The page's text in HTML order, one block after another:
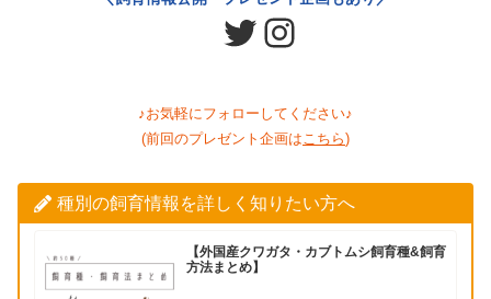
Twitter
Instagram
♪お気軽にフォローしてください♪
(前回のプレゼント企画はこちら)
種別の飼育情報を詳しく知りたい方へ
【外国産クワガタ・カブトムシ飼育種&飼育
方法まとめ】